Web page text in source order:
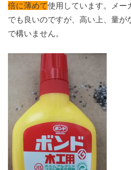
倍に薄めて使用しています。メー
でも良いのですが、高い上、量が
で構いません。